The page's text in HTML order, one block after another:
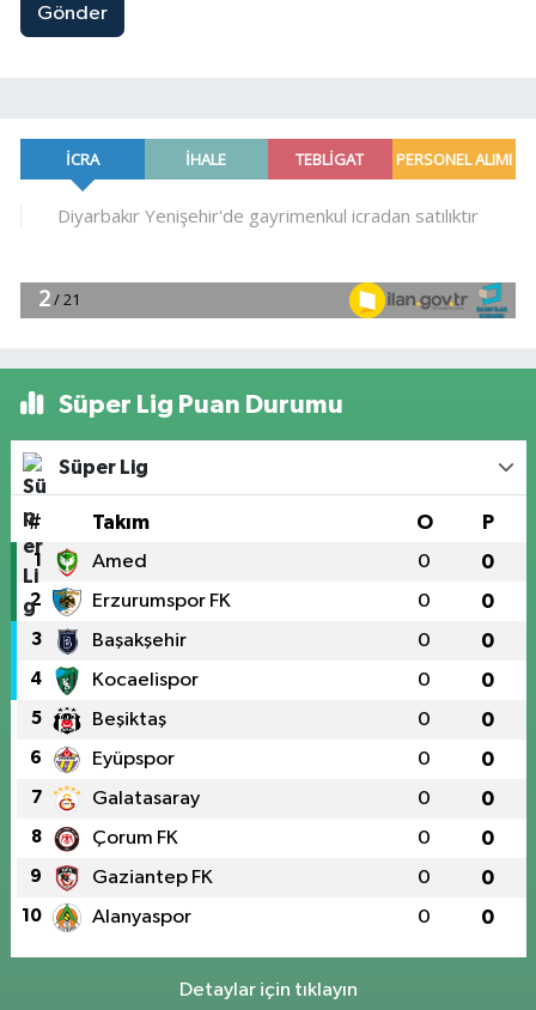
Gönder
Süper Lig Puan Durumu
Süper Lig
# Takım O P
1 Amed 0 0
2 Erzurumspor FK 0 0
3 Başakşehir 0 0
4 Kocaelispor 0 0
5 Beşiktaş 0 0
6 Eyüpspor 0 0
7 Galatasaray 0 0
8 Çorum FK 0 0
9 Gaziantep FK 0 0
10 Alanyaspor 0 0
Detaylar için tıklayın